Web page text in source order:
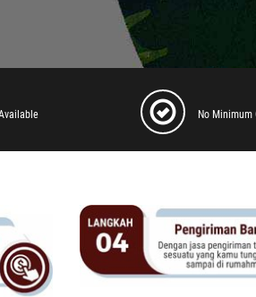
No Minimum